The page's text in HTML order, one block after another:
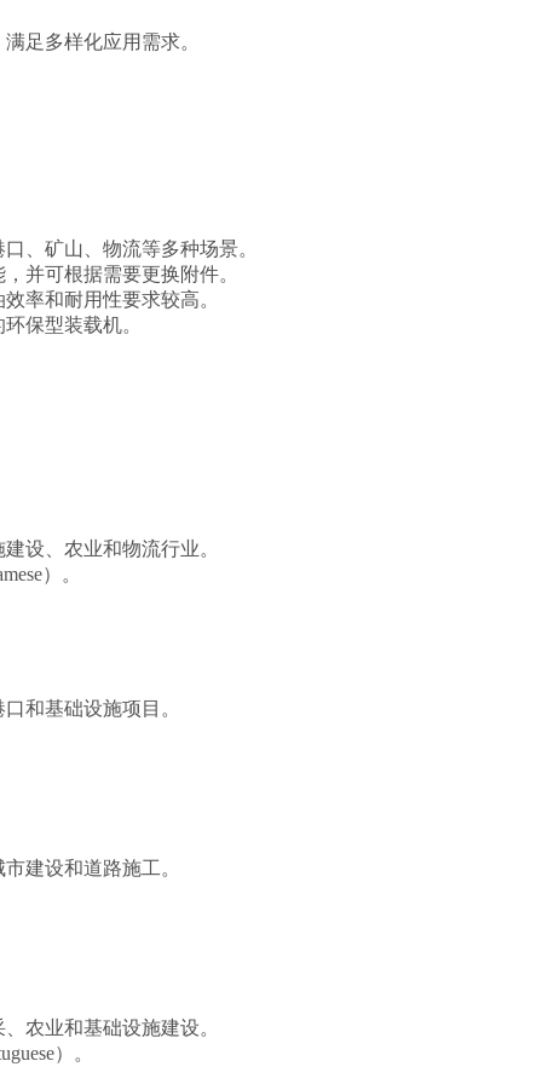
足多样化应用需求。
、矿山、物流等多种场景。
并可根据需要更换附件。
率和耐用性要求较高。
保型装载机。
设、农业和物流行业。
）。
和基础设施项目。
建设和道路施工。
农业和基础设施建设。
）。